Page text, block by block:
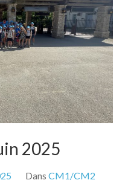
2025
Dans CM1/CM2